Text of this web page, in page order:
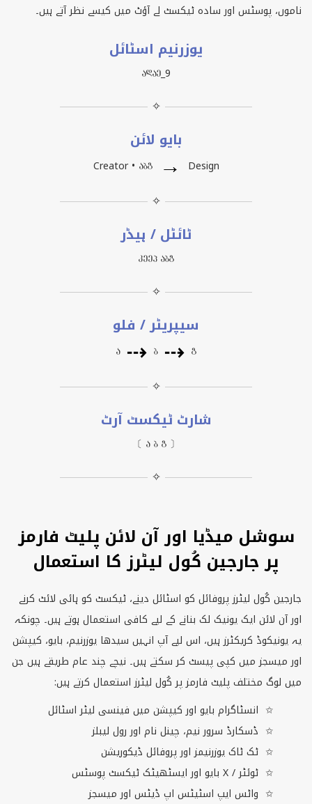
ناموں، پوسٹس اور سادہ ٹیکسٹ لے آؤٹ میں کیسے نظر آتے ہیں۔
یوزرنیم اسٹائل
ႠႣႠႤ_9
✧
بایو لائن
Creator • ႠႡႢ → Design
✧
ٹائٹل / ہیڈر
ႩႤႤႮ ႠႡႢ
✧
سیپریٹر / فلو
Ⴀ ⇢ Ⴁ ⇢ Ⴂ
✧
شارٹ ٹیکسٹ آرٹ
〔 Ⴀ Ⴁ Ⴂ 〕
✧
سوشل میڈیا اور آن لائن پلیٹ فارمز
پر جارجین کُول لیٹرز کا استعمال
جارجین کُول لیٹرز پروفائل کو اسٹائل دینے، ٹیکسٹ کو ہائی لائٹ کرنے
اور آن لائن ایک یونیک لک بنانے کے لیے کافی استعمال ہوتے ہیں۔ چونکہ
یہ یونیکوڈ کریکٹرز ہیں، اس لیے آپ انہیں سیدھا یوزرنیم، بایو، کیپشن
اور میسجز میں کپی پیسٹ کر سکتے ہیں۔ نیچے چند عام طریقے ہیں جن
میں لوگ مختلف پلیٹ فارمز پر کُول لیٹرز استعمال کرتے ہیں:
انسٹاگرام بایو اور کیپشن میں فینسی لیٹر اسٹائل
ڈسکارڈ سرور نیم، چینل نام اور رول لیبلز
ٹک ٹاک یوزرنیمز اور پروفائل ڈیکوریشن
ٹوئٹر /X بایو اور ایسٹھیٹک ٹیکسٹ پوسٹس
واٹس ایپ اسٹیٹس اپ ڈیٹس اور میسجز